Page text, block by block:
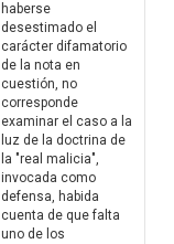
haberse
desestimado el
carácter difamatorio
de la nota en
cuestión, no
corresponde
examinar el caso a la
luz de la doctrina de
la "real malicia",
invocada como
defensa, habida
cuenta de que falta
uno de los